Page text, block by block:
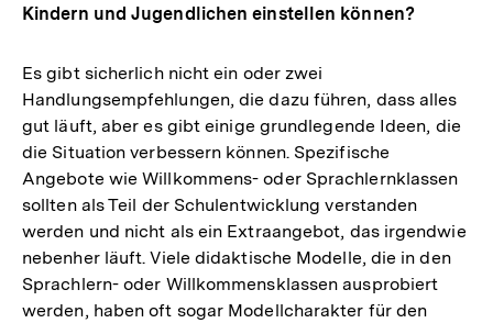
Kindern und Jugendlichen einstellen können?
Es gibt sicherlich nicht ein oder zwei
Handlungsempfehlungen, die dazu führen, dass alles
gut läuft, aber es gibt einige grundlegende Ideen, die
die Situation verbessern können. Spezifische
Angebote wie Willkommens- oder Sprachlernklassen
sollten als Teil der Schulentwicklung verstanden
werden und nicht als ein Extraangebot, das irgendwie
nebenher läuft. Viele didaktische Modelle, die in den
Sprachlern- oder Willkommensklassen ausprobiert
werden, haben oft sogar Modellcharakter für den